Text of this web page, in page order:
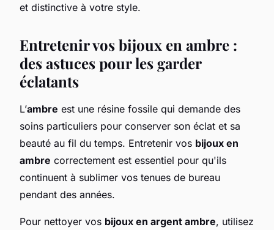
et distinctive à votre style.
Entretenir vos bijoux en ambre :
des astuces pour les garder
éclatants
L’ambre est une résine fossile qui demande des
soins particuliers pour conserver son éclat et sa
beauté au fil du temps. Entretenir vos bijoux en
ambre correctement est essentiel pour qu'ils
continuent à sublimer vos tenues de bureau
pendant des années.
Pour nettoyer vos bijoux en argent ambre, utilisez